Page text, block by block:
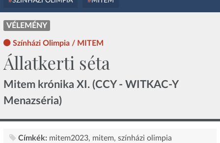
VÉLEMÉNY
Színházi Olimpia / MITEM
Állatkerti séta
Mitem krónika XI. (CCY - WITKAC-Y
Menazséria)
Címkék: mitem2023 mitem színházi olimpia